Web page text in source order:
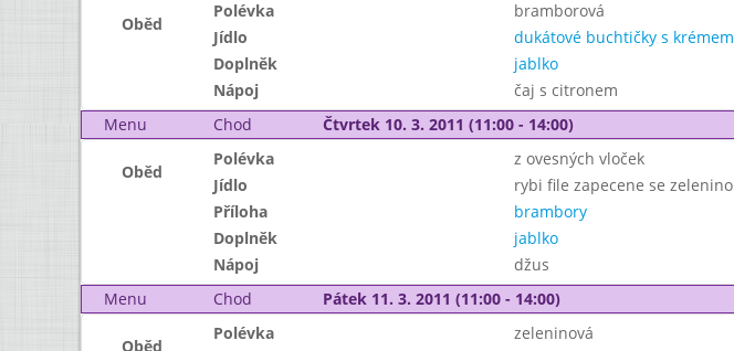
Oběd
Polévka
bramborová
Jídlo
dukátové buchtičky s krémem
Doplněk
jablko
Nápoj
čaj s citronem
Menu
Chod Čtvrtek 10. 3. 2011 (11:00 - 14:00)
Oběd
Polévka
z ovesných vloček
Jídlo
rybi file zapecene se zelenino
Příloha
brambory
Doplněk
jablko
Nápoj
džus
Menu
Chod Pátek 11. 3. 2011 (11:00 - 14:00)
Oběd
Polévka
zeleninová